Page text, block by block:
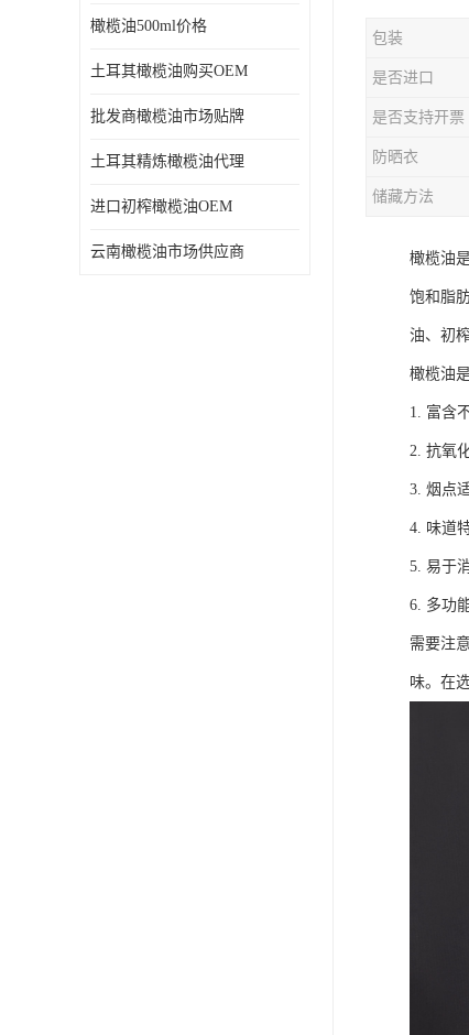
橄榄油500ml价格
土耳其橄榄油购买OEM
批发商橄榄油市场贴牌
土耳其精炼橄榄油代理
进口初榨橄榄油OEM
云南橄榄油市场供应商
包装
是否进口
是否支持开票
防晒衣
储藏方法
橄榄油
饱和脂
油、初
橄榄油
1. 富含
2. 抗氧
3. 烟点
4. 味道
5. 易于
6. 多功
需要注
味。在